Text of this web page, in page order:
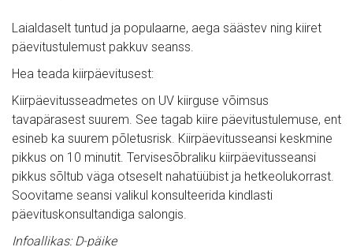
Laialdaselt tuntud ja populaarne, aega säästev ning kiiret
päevitustulemust pakkuv seanss.
Hea teada kiirpäevitusest:
Kiirpäevitusseadmetes on UV kiirguse võimsus
tavapärasest suurem. See tagab kiire päevitustulemuse, ent
esineb ka suurem põletusrisk. Kiirpäevitusseansi keskmine
pikkus on 10 minutit. Tervisesõbraliku kiirpäevitusseansi
pikkus sõltub väga otseselt nahatüübist ja hetkeolukorrast.
Soovitame seansi valikul konsulteerida kindlasti
päevituskonsultandiga salongis.
Infoallikas: D-päike